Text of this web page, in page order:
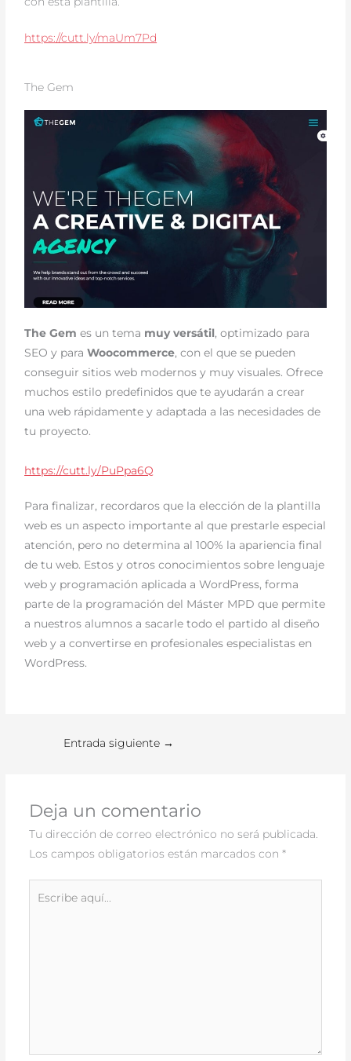
https://cutt.ly/maUm7Pd
The Gem
The Gem es un tema muy versátil, optimizado para
SEO y paraWoocommerce, con el que se pueden
conseguir sitios web modernos y muy visuales. Ofrece
muchos estilo predefinidos que te ayudarán a crear
una web rápidamente y adaptada a las necesidades de
tu proyecto.
https://cutt.ly/PuPpa6Q
Para finalizar, recordaros que la elección de la plantilla
web es un aspecto importante al que prestarle especial
atención, pero no determina al 100% la apariencia final
de tu web. Estos y otros conocimientos sobre lenguaje
web y programación aplicada a WordPress, forma
parte de la programación del Máster MPD que permite
a nuestros alumnos a sacarle todo el partido al diseño
web y a convertirse en profesionales especialistas en
WordPress.
Entrada siguiente →
Deja un comentario
Tu dirección de correo electrónico no será publicada.
Los campos obligatorios están marcados con *